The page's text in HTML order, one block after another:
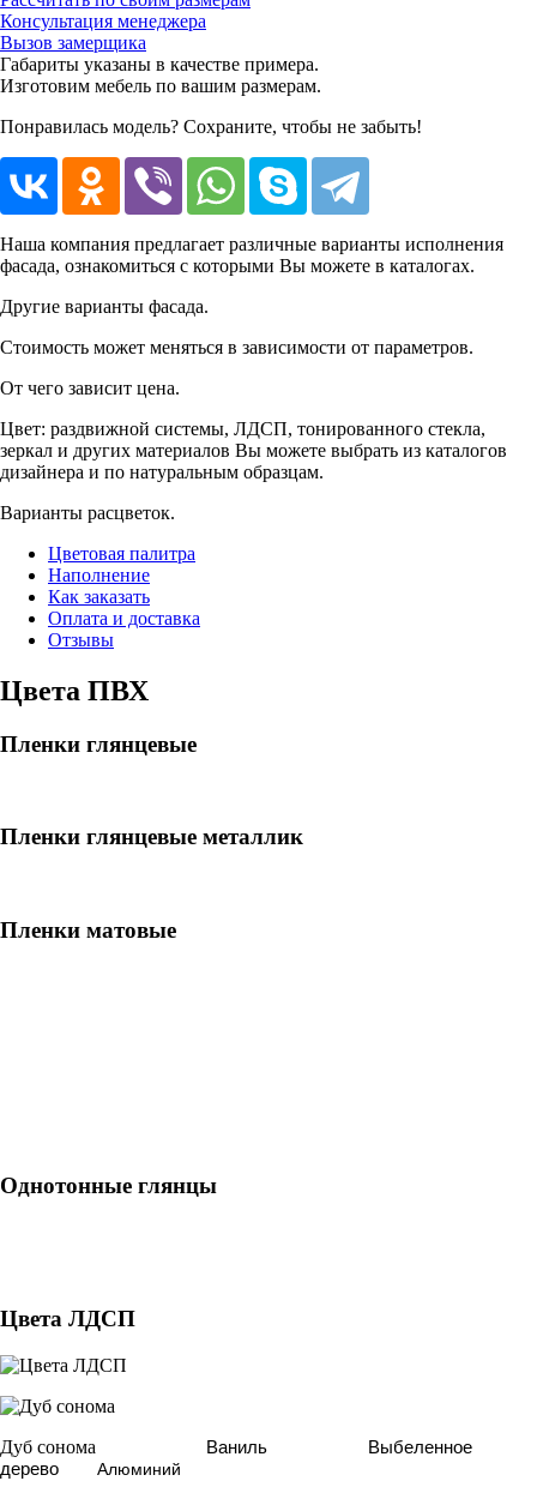
Консультация менеджера
Вызов замерщика
Габариты указаны в качестве примера.
Изготовим мебель по вашим размерам.
Понравилась модель? Сохраните, чтобы не забыть!
Наша компания предлагает различные варианты исполнения
фасада, ознакомиться с которыми Вы можете в каталогах.
Другие варианты фасада.
Стоимость может меняться в зависимости от параметров.
От чего зависит цена.
Цвет: раздвижной системы, ЛДСП, тонированного стекла,
зеркал и других материалов Вы можете выбрать из каталогов
дизайнера и по натуральным образцам.
Варианты расцветок.
Цветовая палитра
Наполнение
Как заказать
Оплата и доставка
Отзывы
Цвета ПВХ
Пленки глянцевые
Пленки глянцевые металлик
Пленки матовые
Однотонные глянцы
Цвета ЛДСП
Дуб сонома Ваниль Выбеленное
дерево Алюминий